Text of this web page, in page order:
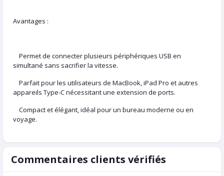
Avantages :
Permet de connecter plusieurs périphériques USB en
simultané sans sacrifier la vitesse.
Parfait pour les utilisateurs de MacBook, iPad Pro et autres
appareils Type-C nécessitant une extension de ports.
Compact et élégant, idéal pour un bureau moderne ou en
voyage.
Commentaires clients vérifiés